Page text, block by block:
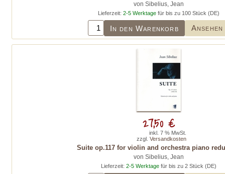
von Sibelius, Jean
Lieferzeit: 2-5 Werktage für bis zu 100 Stück (DE)
In den Warenkorb Ansehen
Suite op.117 for violin and orchestra piano
von Sibelius, Jean
Lieferzeit: 2-5 Werktage für bis zu 2 Stück (DE)
27,50 €
inkl. 7 % MwSt.
zzgl. Versandkosten